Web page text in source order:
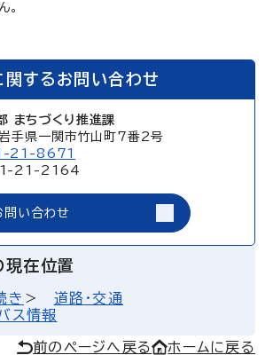
。
関するお問い合わせ
まちづくり推進課
県一関市竹山町7番2号
21-8671
21-2164
問い合わせ
現在位置
き
道路・交通
ス情報
前のページへ戻る ホームに戻る